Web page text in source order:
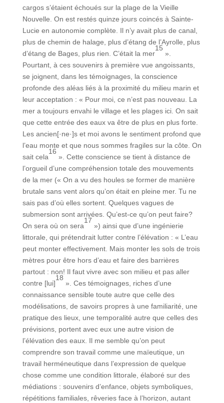
cargos s’étaient échoués sur la plage de la Vieille
Nouvelle. On est restés quinze jours coincés à Sainte-
Lucie en autonomie complète. Il n’y avait plus de canal,
plus de chemin de halage, plus d’étang de l’Ayrolle, plus
d’étang de Bages, plus rien. C’était la mer
15
».
Pourtant, à ces souvenirs à première vue angoissants,
se joignent, dans les témoignages, la conscience
profonde des aléas liés à la proximité du milieu marin et
leur acceptation : « Pour moi, ce n’est pas nouveau. La
mer a toujours envahi le village et les plages ici. On sait
que cette entrée des eaux va être de plus en plus forte.
Les ancien[·ne·]s et moi avons le sentiment profond que
l’eau monte et que nous sommes fragiles sur la côte. On
sait cela
16
». Cette conscience se tient à distance de
l’orgueil d’une compréhension totale des mouvements
de la mer (« On a vu des houles se former de manière
brutale sans vent alors qu’on était en pleine mer. Tu ne
sais pas d’où elles sortent. Quelques vagues de
submersion sont arrivées. Qu’est-ce qu’on peut faire?
On sera où on sera
17
») ainsi que d’une ingénierie
littorale, qui prétendrait lutter contre l’élévation : « L’eau
peut monter effectivement. Mais monter les sols de trois
mètres pour être hors d’eau et faire des barrières
partout : non! Il faut vivre avec son milieu et pas aller
contre [lui]
18
». Ces témoignages, riches d’une
connaissance sensible toute autre que celle des
modélisations, de savoirs propres à une familiarité, une
pratique des lieux, une temporalité autre que celles des
prévisions, portent avec eux une autre vision de
l’élévation des eaux. Il me semble qu’on peut
comprendre son travail comme une maïeutique, un
travail herméneutique dans l’expression de quelque
chose comme une condition littorale, élaboré sur des
médiations : souvenirs d’enfance, objets symboliques,
répétitions familiales, rêveries face à l’horizon, autant